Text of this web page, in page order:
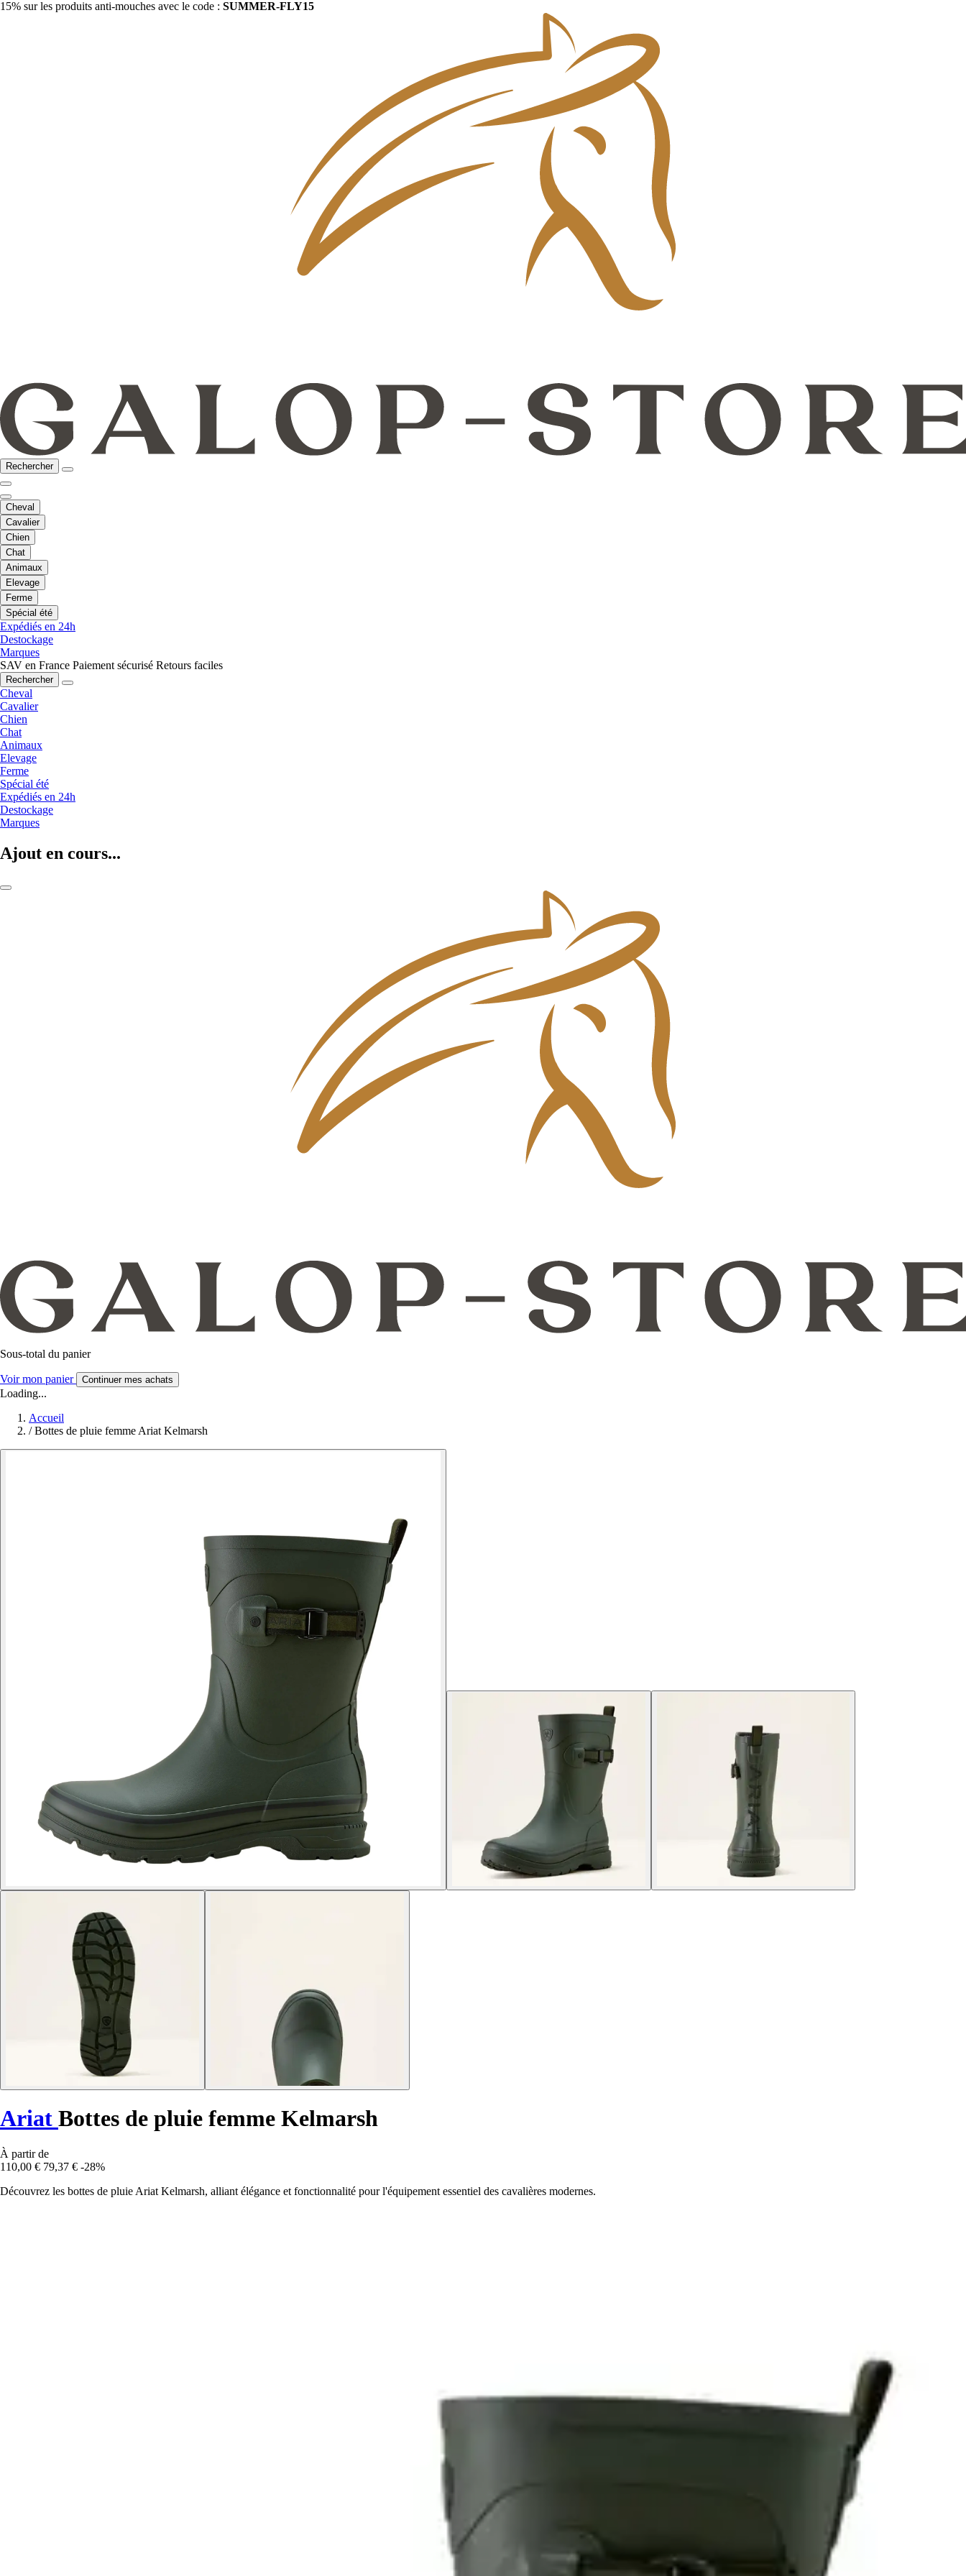
15% sur les produits anti-mouches avec le code : SUMMER-FLY15
Rechercher
Cheval
Cavalier
Chien
Chat
Animaux
Elevage
Ferme
Spécial été
Expédiés en 24h
Destockage
Marques
SAV en France Paiement sécurisé Retours faciles
Rechercher
Cheval
Cavalier
Chien
Chat
Animaux
Elevage
Ferme
Spécial été
Expédiés en 24h
Destockage
Marques
Ajout en cours...
Sous-total du panier
Voir mon panier Continuer mes achats
Loading...
Accueil
/ Bottes de pluie femme Ariat Kelmarsh
Ariat Bottes de pluie femme Kelmarsh
À partir de
110,00 € 79,37 € -28%
Découvrez les bottes de pluie Ariat Kelmarsh, alliant élégance et fonctionnalité pour l'équipement essentiel des cavalières modernes.